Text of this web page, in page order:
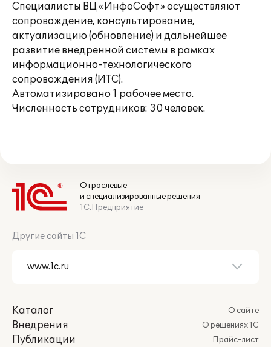
Специалисты ВЦ «ИнфоСофт» осуществляют
сопровождение, консультирование,
актуализацию (обновление) и дальнейшее
развитие внедренной системы в рамках
информационно-технологического
сопровождения (ИТС).
Автоматизировано 1 рабочее место.
Численность сотрудников: 30 человек.
Отраслевые
и специализированные решения
1С:Предприятие
Другие сайты 1С
Каталог
Внедрения
Публикации
О сайте
О решениях 1С
Прайс-лист